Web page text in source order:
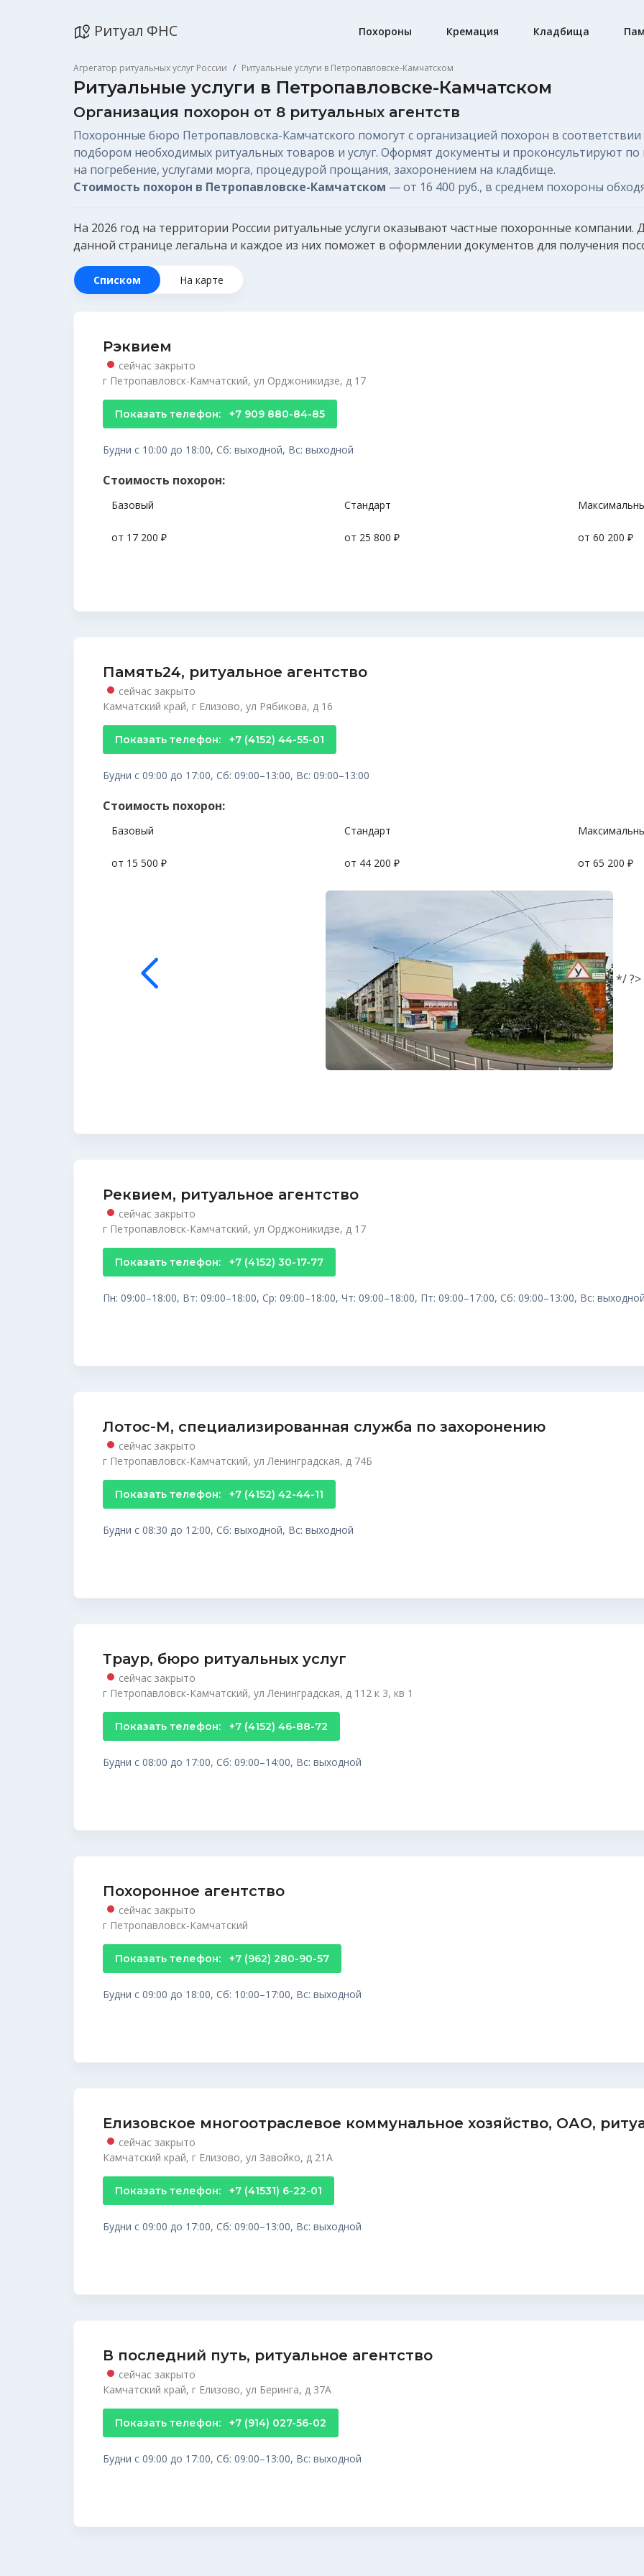
Ритуал ФНС Похороны Кремация Кладбища
Агрегатор ритуальных услуг России Ритуальные услуги в Петропавловске-Камчатском
Ритуальные услуги в Петропавловске-Камчатском
Организация похорон от 8 ритуальных агентств
Похоронные бюро Петропавловска-Камчатского помогут с организацией похорон в
подбором необходимых ритуальных товаров и услуг. Оформят документы и проконсультируют
на погребение, услугами морга, процедурой прощания, захоронением на кладбище.
Стоимость похорон в Петропавловске-Камчатском —от 16 400 руб., в среднем похороны
На 2026 год на территории России ритуальные услуги оказывают частные похоронные компании.
данной странице легальна и каждое из них поможет в оформлении документов для получения
Списком На карте
Рэквием
сейчас закрыто
г Петропавловск-Камчатский, ул Орджоникидзе, д 17
Показать телефон: +7 909 880-84-85
Будни с 10:00 до 18:00, Сб: выходной, Вс: выходной
Стоимость похорон:
Базовый Стандарт
от 17 200 ₽ от 25 800 ₽ от 60 200 ₽
Память24, ритуальное агентство
сейчас закрыто
Камчатский край, г Елизово, ул Рябикова, д 16
Показать телефон: +7 (4152) 44-55-01
Будни с 09:00 до 17:00, Сб: 09:00–13:00, Вс: 09:00–13:00
Стоимость похорон:
Базовый Стандарт
от 15 500 ₽ от 44 200 ₽ от 65 200 ₽
*/ ?>
Реквием, ритуальное агентство
сейчас закрыто
г Петропавловск-Камчатский, ул Орджоникидзе, д 17
Показать телефон: +7 (4152) 30-17-77
Пн: 09:00–18:00, Вт: 09:00–18:00, Ср: 09:00–18:00, Чт: 09:00–18:00, Пт: 09:00–17:00, Сб: 09:00–13:00, Вс:
Лотос-М, специализированная служба по захоронению
сейчас закрыто
г Петропавловск-Камчатский, ул Ленинградская, д 74Б
Показать телефон: +7 (4152) 42-44-11
Будни с 08:30 до 12:00, Сб: выходной, Вс: выходной
Траур, бюро ритуальных услуг
сейчас закрыто
г Петропавловск-Камчатский, ул Ленинградская, д 112 к 3, кв 1
Показать телефон: +7 (4152) 46-88-72
Будни с 08:00 до 17:00, Сб: 09:00–14:00, Вс: выходной
Похоронное агентство
сейчас закрыто
г Петропавловск-Камчатский
Показать телефон: +7 (962) 280-90-57
Будни с 09:00 до 18:00, Сб: 10:00–17:00, Вс: выходной
Елизовское многоотраслевое коммунальное хозяйство, ОАО,
сейчас закрыто
Камчатский край, г Елизово, ул Завойко, д 21А
Показать телефон: +7 (41531) 6-22-01
Будни с 09:00 до 17:00, Сб: 09:00–13:00, Вс: выходной
В последний путь, ритуальное агентство
сейчас закрыто
Камчатский край, г Елизово, ул Беринга, д 37А
Показать телефон: +7 (914) 027-56-02
Будни с 09:00 до 17:00, Сб: 09:00–13:00, Вс: выходной